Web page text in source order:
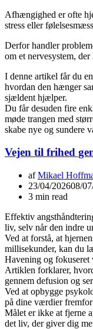
Afhængighed er ofte
stress eller
Derfor handler
om et nervesystem,
I denne artikel får du
hvordan den hænger
sjældent hjælper.
Du får desuden fire
møde trangen med
skabe nye og sundere
Vejen til frihed
afMikael
23/04/202608/
3 min read
Effektiv
liv, selv når den indre
Ved at forstå, at
millisekunder, kan du
Havening og
Artiklen forklarer,
gennem defusion og
Ved at opbygge
på dine værdier
Målet er ikke at fjerne
det liv, der giver dig